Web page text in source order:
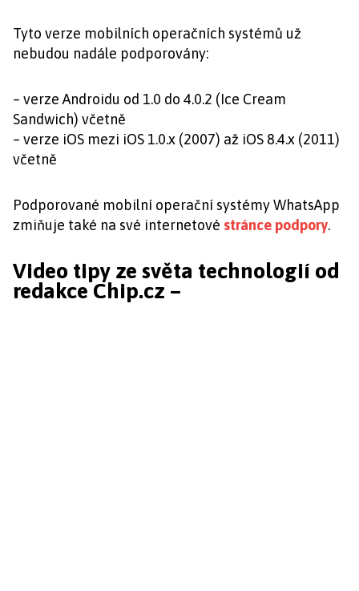
Tyto verze mobilních operačních systémů už
nebudou nadále podporovány:
– verze Androidu od 1.0 do 4.0.2 (Ice Cream
Sandwich) včetně
– verze iOS mezi iOS 1.0.x (2007) až iOS 8.4.x (2011)
včetně
Podporované mobilní operační systémy WhatsApp
zmiňuje také na své internetové stránce podpory.
Video tipy ze světa technologií od
redakce Chip.cz –